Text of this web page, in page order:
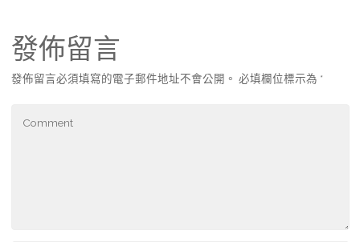
發佈留言
發佈留言必須填寫的電子郵件地址不會公開。 必填欄位標示為 *